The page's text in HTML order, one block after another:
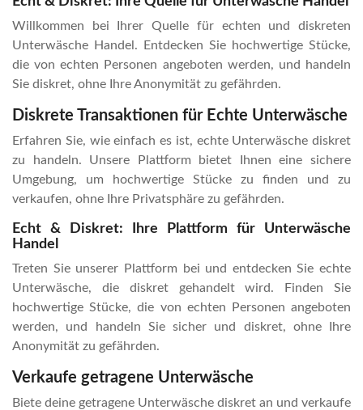
Willkommen bei Ihrer Quelle für echten und diskreten
Unterwäsche Handel. Entdecken Sie hochwertige Stücke,
die von echten Personen angeboten werden, und handeln
Sie diskret, ohne Ihre Anonymität zu gefährden.
Diskrete Transaktionen für Echte Unterwäsche
Erfahren Sie, wie einfach es ist, echte Unterwäsche diskret
zu handeln. Unsere Plattform bietet Ihnen eine sichere
Umgebung, um hochwertige Stücke zu finden und zu
verkaufen, ohne Ihre Privatsphäre zu gefährden.
Echt & Diskret: Ihre Plattform für Unterwäsche
Handel
Treten Sie unserer Plattform bei und entdecken Sie echte
Unterwäsche, die diskret gehandelt wird. Finden Sie
hochwertige Stücke, die von echten Personen angeboten
werden, und handeln Sie sicher und diskret, ohne Ihre
Anonymität zu gefährden.
Verkaufe getragene Unterwäsche
Biete deine getragene Unterwäsche diskret an und verkaufe